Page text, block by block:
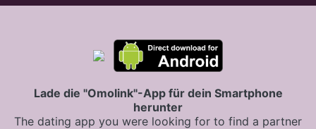
Lade die "Omolink"-App für dein Smartphone
herunter
The dating app you were looking for to find a partner